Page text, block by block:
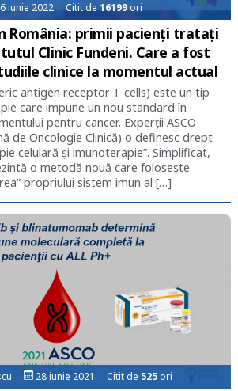
iunie 2022 Citit de16199ori
România: primii pacienți tratați
Clinic Fundeni. Care a fost
clinice la momentul actual
antigen receptor T cells) este un tip
care impune un nou standard în
pentru cancer. Experții ASCO
de Oncologie Clinică) o definesc drept
celulară și imunoterapie”. Simplificat,
o metodă nouă care folosește
propriului sistem imun al […]
28 iunie 2021 Citit de 525 ori